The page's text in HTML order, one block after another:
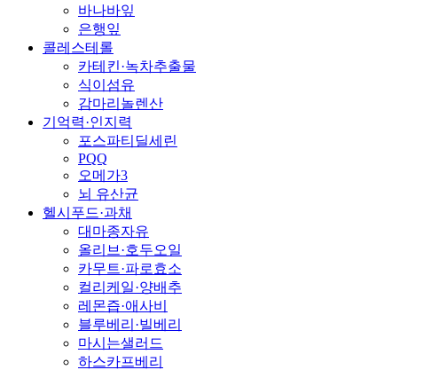
바나바잎
은행잎
콜레스테롤
카테킨·녹차추출물
식이섬유
감마리놀렌산
기억력·인지력
포스파티딜세린
PQQ
오메가3
뇌 유산균
헬시푸드·과채
대마종자유
올리브·호두오일
카무트·파로효소
컬리케일·양배추
레몬즙·애사비
블루베리·빌베리
마시는샐러드
하스카프베리